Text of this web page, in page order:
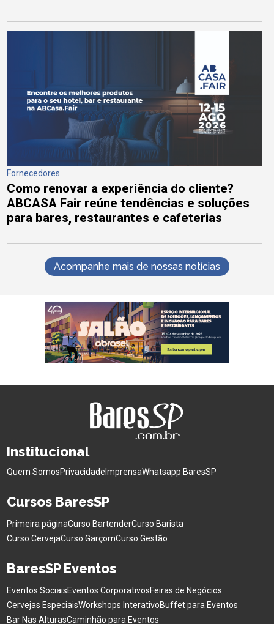
Fornecedores
Como renovar a experiência do cliente?
ABCASA Fair reúne tendências e soluções
para bares, restaurantes e cafeterias
Acompanhe mais de nossas notícias
Institucional
Quem SomosPrivacidade ImprensaWhatsapp BaresSP
Cursos BaresSP
Primeira páginaCurso BartenderCurso Barista
Curso CervejaCurso GarçomCurso Gestão
BaresSP Eventos
Eventos SociaisEventos CorporativosFeiras de Negócios
Cervejas EspeciaisWorkshops InterativoBuffet para Eventos
Bar Nas AlturasCaminhão para Eventos